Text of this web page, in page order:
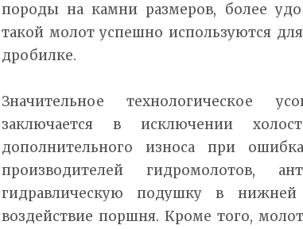
породы на камни размеров, более
такой молот успешно используются
дробилке.
Значительное технологическое
заключается в исключении
дополнительного износа при
производителей гидромолотов,
гидравлическую подушку в
воздействие поршня. Кроме того,